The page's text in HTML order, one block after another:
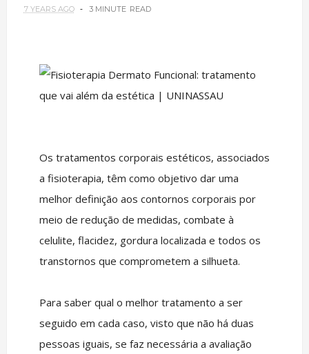
7 YEARS AGO 3 MINUTE READ
Os tratamentos corporais estéticos, associados
a fisioterapia, têm como objetivo dar uma
melhor definição aos contornos corporais por
meio de redução de medidas, combate à
celulite, flacidez, gordura localizada e todos os
transtornos que comprometem a silhueta.
Para saber qual o melhor tratamento a ser
seguido em cada caso, visto que não há duas
pessoas iguais, se faz necessária a avaliação